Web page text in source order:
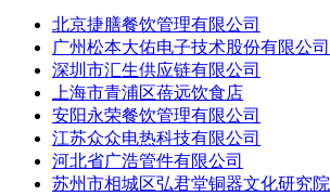
北京捷膳餐饮管理有限公司
广州松本大佑电子技术股份有限公司
深圳市汇生供应链有限公司
上海市青浦区蓓远饮食店
安阳永荣餐饮管理有限公司
江苏众众电热科技有限公司
河北省广浩管件有限公司
苏州市相城区弘君堂铜器文化研究院